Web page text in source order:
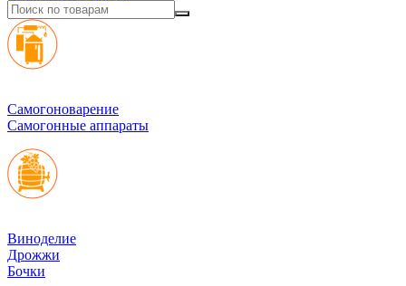
Cамогоноварение
Самогонные аппараты
Виноделие
Дрожжи
Бочки